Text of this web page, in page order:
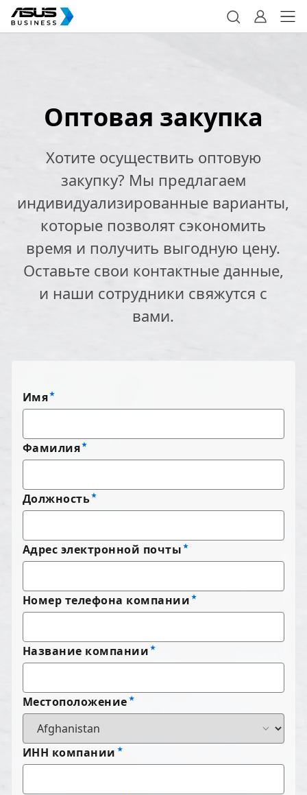
Оптовая закупка
Хотите осуществить оптовую
закупку? Мы предлагаем
индивидуализированные варианты,
которые позволят сэкономить
время и получить выгодную цену.
Оставьте свои контактные данные,
и наши сотрудники свяжутся с
вами.
Имя
Фамилия
Должность
Адрес электронной почты
Номер телефона компании
Название компании
Местоположение
ИНН компании